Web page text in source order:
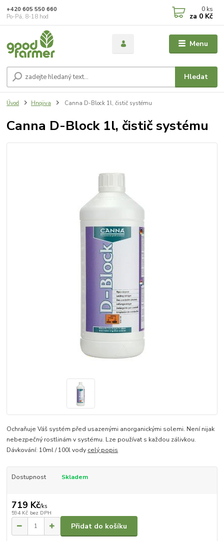
Menu
Hledat
+420 605 550 660
Po-Pá, 8-18 hod
0 ks
za 0 Kč
Úvod Hnojiva Canna D-Block 1l, čistič systému
Canna D-Block 1l, čistič systému
Ochraňuje Váš systém před usazenými anorganickými solemi. Není nijak
nebezpečný rostlinám v systému. Lze používat s každou zálivkou.
Dávkování: 10ml / 100l vody celý popis
Dostupnost Skladem
719 Kč/ks
594 Kč bez DPH
Přidat do košíku